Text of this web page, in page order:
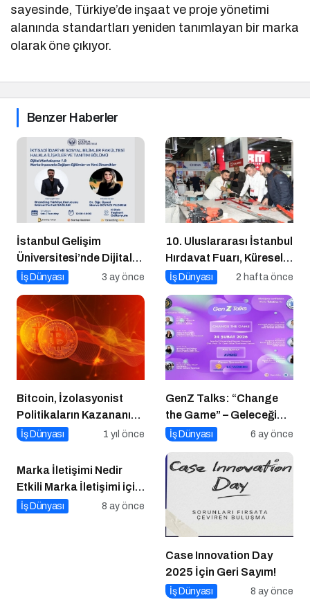
sayesinde, Türkiye’de inşaat ve proje yönetimi
alanında standartları yeniden tanımlayan bir marka
olarak öne çıkıyor.
Benzer Haberler
İstanbul Gelişim
Üniversitesi’nde Dijital
Markalaşma 1.0 Etkinliği
İş Dünyası 3 ay önce
10. Uluslararası İstanbul
Hırdavat Fuarı, Küresel
Ticaretin Yeni Merkezi
İş Dünyası 2 hafta önce
Bitcoin, İzolasyonist
Politikaların Kazananı
Olabilir
İş Dünyası 1 yıl önce
GenZ Talks: “Change
the Game” – Geleceği
Tasarlayanlar Sahne
İş Dünyası 6 ay önce
Marka İletişimi Nedir
Etkili Marka İletişimi için
10 Altın Öneri
İş Dünyası 8 ay önce
Case Innovation Day
2025 İçin Geri Sayım!
İş Dünyası 8 ay önce